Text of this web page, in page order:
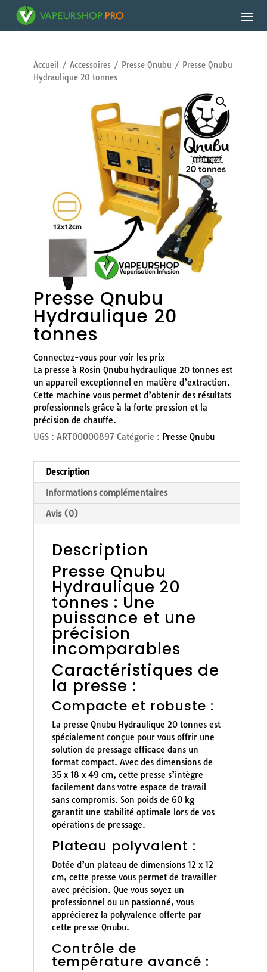
Accueil / Accessoires/ Presse Qnubu / Presse Qnubu
Hydraulique 20 tonnes
Presse Qnubu
Hydraulique 20
tonnes
Connectez-vous pour voir les prix
La presse à Rosin Qnubu hydraulique 20 tonnes est
un appareil exceptionnel en matière d’extraction.
Cette machine vous permet d’obtenir des résultats
professionnels grâce à la forte pression et la
précision de chauffe.
UGS : ART00000897 Catégorie : Presse Qnubu
Description
Informations complémentaires
Avis (0)
Description
Presse Qnubu
Hydraulique 20
tonnes : Une
puissance et une
précision
incomparables
Caractéristiques de
la presse :
Compacte et robuste :
La presse Qnubu Hydraulique 20 tonnes est
spécialement conçue pour vous offrir une
solution de pressage efficace dans un
format compact. Avec des dimensions de
35 x 18 x 49 cm, cette presse s’intègre
facilement dans votre espace de travail
sans compromis. Son poids de 60 kg
garantit une stabilité optimale lors de vos
opérations de pressage.
Plateau polyvalent :
Dotée d’un plateau de dimensions 12 x 12
cm, cette presse vous permet de travailler
avec précision. Que vous soyez un
professionnel ou un passionné, vous
apprécierez la polyvalence offerte par
cette presse Qnubu.
Contrôle de
température avancé :